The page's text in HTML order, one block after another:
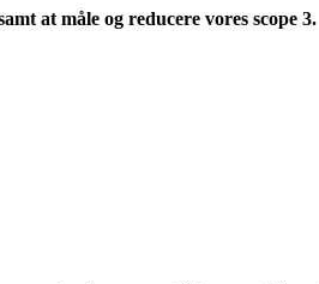
at måle og reducere vores scope 3.